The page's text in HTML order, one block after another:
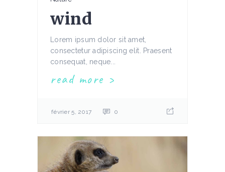
wind
Lorem ipsum dolor sit amet,
consectetur adipiscing elit. Praesent
consequat, neque...
read more
février 5, 2017 0